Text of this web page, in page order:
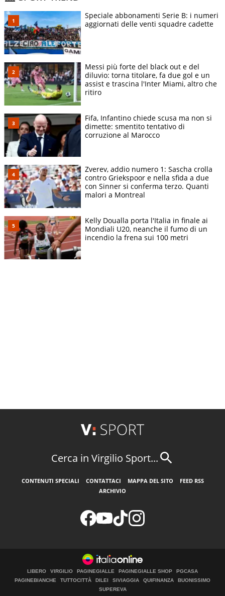
Speciale abbonamenti Serie B: i numeri
aggiornati delle venti squadre cadette
Messi più forte del black out e del
diluvio: torna titolare, fa due gol e un
assist e trascina l'Inter Miami, altro che
ritiro
Fifa, Infantino chiede scusa ma non si
dimette: smentito tentativo di
corruzione al Marocco
Zverev, addio numero 1: Sascha crolla
contro Griekspoor e nella sfida a due
con Sinner si conferma terzo. Quanti
malori a Montreal
Kelly Doualla porta l'Italia in finale ai
Mondiali U20, neanche il fumo di un
incendio la frena sui 100 metri
Cerca in Virgilio Sport...
CONTENUTI SPECIALI CONTATTACI MAPPA DEL SITO
FEED RSS
ARCHIVIO
LIBERO VIRGILIO PAGINEGIALLE PAGINEGIALLE SHOP
PGCASA
PAGINEBIANCHE
TUTTOCITTÀ DILEI SIVIAGGIA QUIFINANZA
BUONISSIMO
SUPEREVA